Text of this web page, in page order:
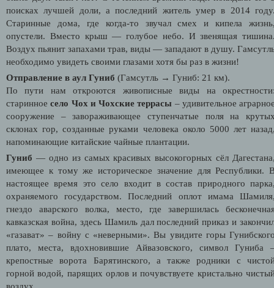
поисках лучшей доли, а последний житель умер в 2014
Старинные дома, где когда-то звучал смех и кипела
опустели. Вместо крыш — голубое небо. И звенящая
Воздух пьянит запахами трав, виды — западают в душу.
необходимо увидеть своими глазами хотя бы раз в жизни!
Отправление в аул Гуниб (Гамсутль → Гуниб: 21 км).
По пути нам откроются живописные виды на
старинноесело Чох и Чохские террасы – удивительное
сооружение – завораживающее ступенчатые поля на
склонах гор, созданные руками человека около 5000 лет
напоминающие китайские чайные плантации.
Гуниб — одно из самых красивых высокогорных сёл
имеющее к тому же историческое значение для Республики.
настоящее время это село входит в состав природного
охраняемого государством. Последний оплот имама
гнездо аварского волка, место, где завершилась
кавказская война, здесь Шамиль дал последний приказ и
«газават» – войну с «неверными». Вы увидите горы
плато, места, вдохновившие Айвазовского, символ Гуниба
крепостные ворота Барятинского, а также родники с
горной водой, парящих орлов и почувствуете кристально
воздух.